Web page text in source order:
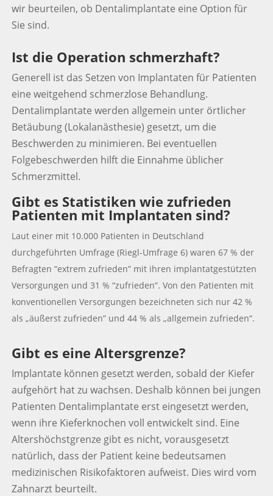
wir beurteilen, ob Dentalimplantate eine Option für
Sie sind.
Ist die Operation schmerzhaft?
Generell ist das Setzen von Implantaten für Patienten
eine weitgehend schmerzlose Behandlung.
Dentalimplantate werden allgemein unter örtlicher
Betäubung (Lokalanästhesie) gesetzt, um die
Beschwerden zu minimieren. Bei eventuellen
Folgebeschwerden hilft die Einnahme üblicher
Schmerzmittel.
Gibt es Statistiken wie zufrieden
Patienten mit Implantaten sind?
Laut einer mit 10.000 Patienten in Deutschland
durchgeführten Umfrage (Riegl-Umfrage 6) waren 67 % der
Befragten “extrem zufrieden” mit ihren implantatgestützten
Versorgungen und 31 % “zufrieden”. Von den Patienten mit
konventionellen Versorgungen bezeichneten sich nur 42 %
als „äußerst zufrieden” und 44 % als „allgemein zufrieden“.
Gibt es eine Altersgrenze?
Implantate können gesetzt werden, sobald der Kiefer
aufgehört hat zu wachsen. Deshalb können bei jungen
Patienten Dentalimplantate erst eingesetzt werden,
wenn ihre Kieferknochen voll entwickelt sind. Eine
Altershöchstgrenze gibt es nicht, vorausgesetzt
natürlich, dass der Patient keine bedeutsamen
medizinischen Risikofaktoren aufweist. Dies wird vom
Zahnarzt beurteilt.